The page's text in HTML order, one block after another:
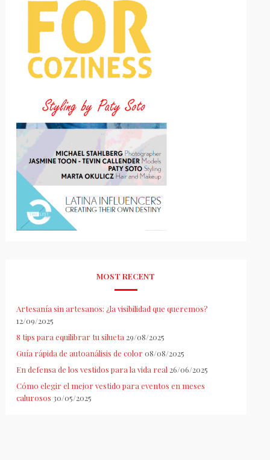
MOST RECENT
Artesanía sin artesanos: ¿la visibilidad que queremos?
12/09/2025
8 tips para equilibrar tu silueta 29/08/2025
Guía rápida de autoanálisis de color 08/08/2025
En defensa de los vestidos para la vida real 26/06/2025
Cómo elegir el mejor vestido para eventos en meses
calurosos 30/05/2025